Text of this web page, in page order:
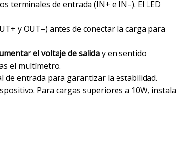
terminales de entrada (IN+ e IN–). El LED
y OUT–) antes de conectar la carga para
el voltaje de saliday en sentido
el multímetro.
de entrada para garantizar la estabilidad.
Para cargas superiores a 10W, instala